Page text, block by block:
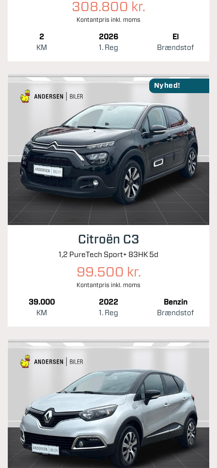
308.800 kr.
Kontantpris inkl. moms
2
KM
2026
1. Reg
El
Brændstof
Nyhed!
Citroën C3
1,2 PureTech Sport+ 83HK 5d
99.500 kr.
Kontantpris inkl. moms
39.000
KM
2022
1. Reg
Benzin
Brændstof